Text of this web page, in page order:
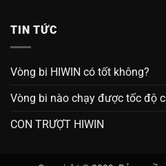
TIN TỨC
Vòng bi HIWIN có tốt không?
Vòng bi nào chạy được tốc độ
CON TRƯỢT HIWIN